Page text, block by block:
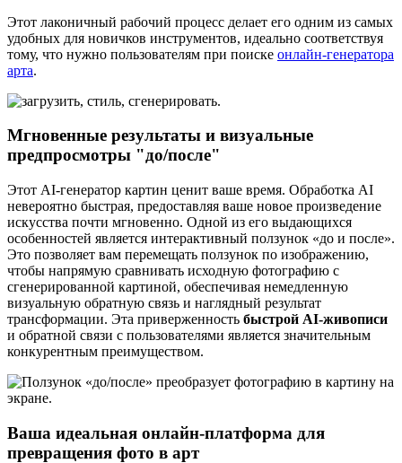
Этот лаконичный рабочий процесс делает его одним из самых
удобных для новичков инструментов, идеально соответствуя
тому, что нужно пользователям при поиске онлайн-генератора
арта.
Мгновенные результаты и визуальные
предпросмотры "до/после"
Этот AI-генератор картин ценит ваше время. Обработка AI
невероятно быстрая, предоставляя ваше новое произведение
искусства почти мгновенно. Одной из его выдающихся
особенностей является интерактивный ползунок «до и после».
Это позволяет вам перемещать ползунок по изображению,
чтобы напрямую сравнивать исходную фотографию с
сгенерированной картиной, обеспечивая немедленную
визуальную обратную связь и наглядный результат
трансформации. Эта приверженность быстрой AI-живописи
и обратной связи с пользователями является значительным
конкурентным преимуществом.
Ваша идеальная онлайн-платформа для
превращения фото в арт